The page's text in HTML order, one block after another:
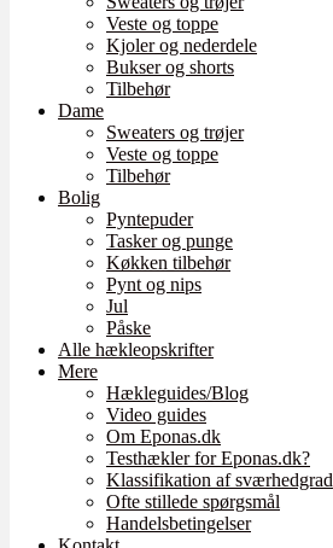
Veste og toppe
Kjoler og nederdele
Bukser og shorts
Tilbehør
Dame
Sweaters og trøjer
Veste og toppe
Tilbehør
Bolig
Pyntepuder
Tasker og punge
Køkken tilbehør
Pynt og nips
Jul
Påske
Alle hækleopskrifter
Mere
Hækleguides/Blog
Video guides
Om Eponas.dk
Testhækler for Eponas.dk?
Klassifikation af sværhedgrad
Ofte stillede spørgsmål
Handelsbetingelser